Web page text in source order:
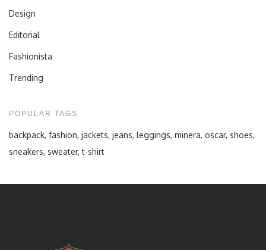
Design
Editorial
Fashionista
Trending
POPULAR TAGS
backpack fashion jackets jeans leggings minera oscar shoes
sneakers sweater t-shirt